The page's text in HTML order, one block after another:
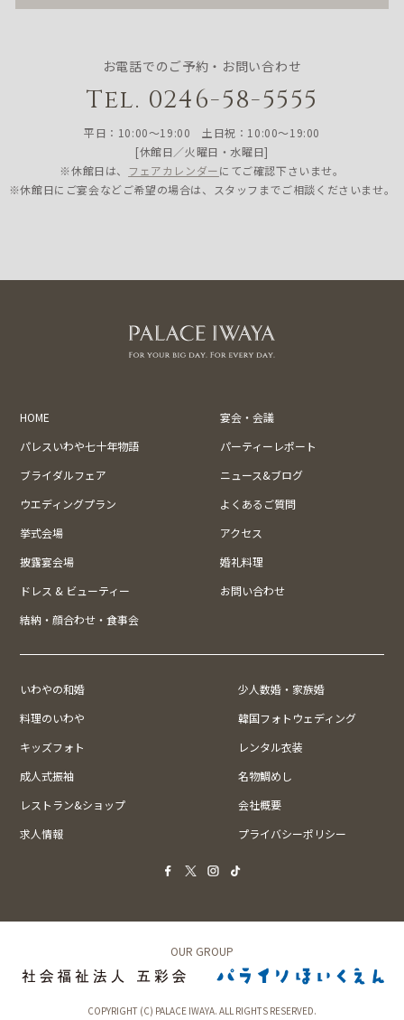
お電話でのご予約・お問い合わせ
Tel. 0246-58-5555
平日：10:00〜19:00 土日祝：10:00〜19:00
[休館日／火曜日・水曜日]
※休館日は、 フェアカレンダーにてご確認下さいませ。
※休館日にご宴会などご希望の場合は、スタッフまでご相談くださいませ。
HOME
宴会・会議
パレスいわや七十年物語
パーティーレポート
ブライダルフェア
ニュース&ブログ
ウエディングプラン
よくあるご質問
挙式会場
アクセス
披露宴会場
婚礼料理
ドレス & ビューティー
お問い合わせ
結納・顔合わせ・食事会
いわやの和婚
少人数婚・家族婚
料理のいわや
韓国フォトウェディング
キッズフォト
レンタル衣装
成人式振袖
名物鯛めし
レストラン&ショップ
会社概要
求人情報
プライバシーポリシー
OUR GROUP
COPYRIGHT (C) PALACE IWAYA. ALL RIGHTS RESERVED.